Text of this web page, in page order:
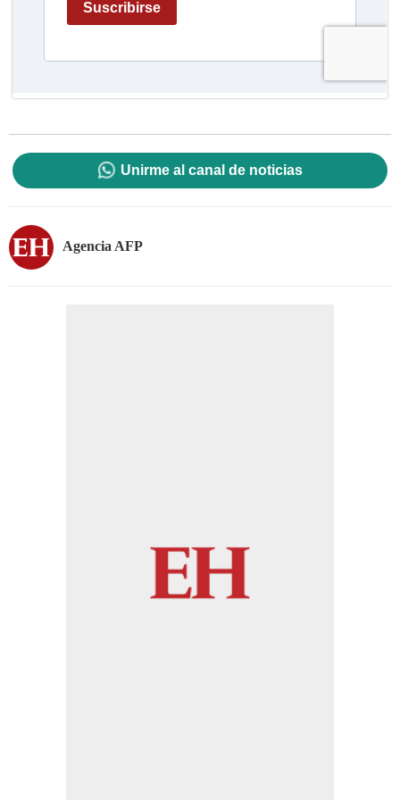
Unirme al canal de noticias
Agencia AFP